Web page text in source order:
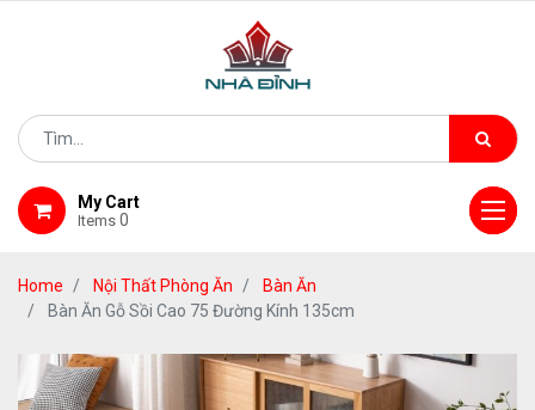
My Cart
Items 0
Home Nội Thất Phòng Ăn
Bàn Ăn
Bàn Ăn Gỗ Sồi Cao 75 Đường Kính 135cm